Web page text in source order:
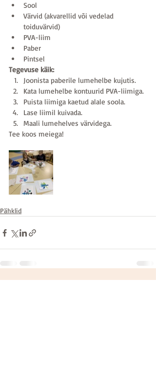
Sool
Värvid (akvarellid või vedelad
toiduvärvid)
PVA-liim
Paber
Pintsel
Tegevuse käik:
Joonista paberile lumehelbe kujutis.
Kata lumehelbe kontuurid PVA-liimiga.
Puista liimiga kaetud alale soola.
Lase liimil kuivada.
Maali lumehelves värvidega.
Tee koos meiega!
Pähklid